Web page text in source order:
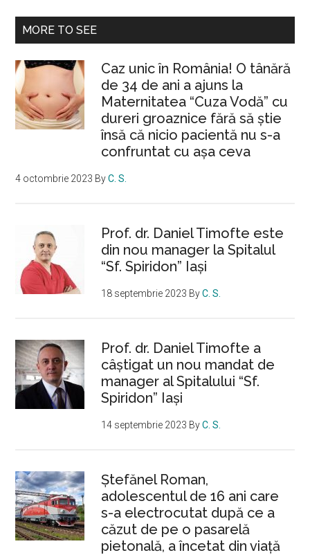
MORE TO SEE
Caz unic în România! O tânără
de 34 de ani a ajuns la
Maternitatea “Cuza Vodă” cu
dureri groaznice fără să ştie
însă că nicio pacientă nu s-a
confruntat cu așa ceva
4 octombrie 2023 ByC. S.
Prof. dr. Daniel Timofte este
din nou manager la Spitalul
“Sf. Spiridon” Iaşi
18 septembrie 2023 ByC. S.
Prof. dr. Daniel Timofte a
câștigat un nou mandat de
manager al Spitalului “Sf.
Spiridon” Iași
14 septembrie 2023 ByC. S.
Ştefănel Roman,
adolescentul de 16 ani care
s-a electrocutat după ce a
căzut de pe o pasarelă
pietonală, a încetat din viață